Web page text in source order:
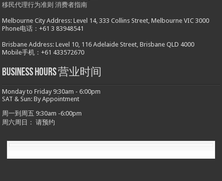
移民代理行为准则 消费者指南
Melbourne City Address: Level 14, 333 Collins Street, Melbourne VIC 3000
Phone电话：+61 3 83948541
Brisbane Address: Level 10, 116 Adelaide Street, Brisbane QLD 4000
Mobile手机：+61 433572670
Business hours 营业时间
Monday to Friday 9:30am - 6:00pm
SAT & Sun: By Appointment
周一到周五 9:30am -6:00pm
周六周日： 请预约